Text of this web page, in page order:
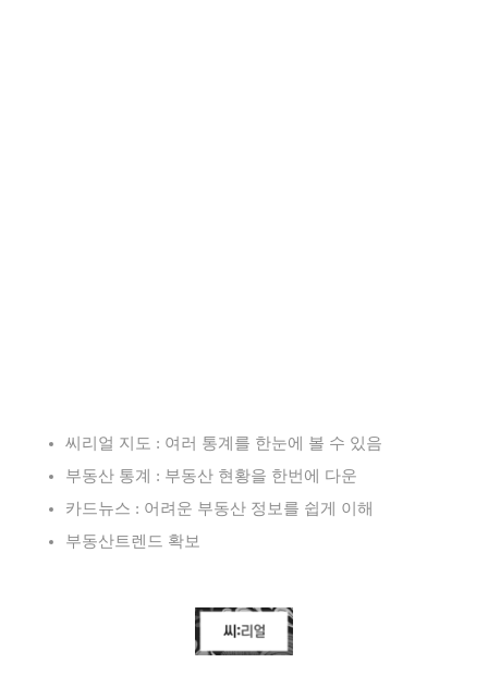
씨리얼 지도 : 여러 통계를 한눈에 볼 수 있음
부동산 통계 : 부동산 현황을 한번에 다운
카드뉴스 : 어려운 부동산 정보를 쉽게 이해
부동산트렌드 확보